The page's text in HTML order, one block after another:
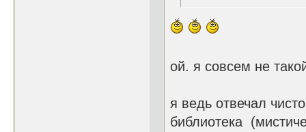
ой. я совсем не
я ведь отвечал
библиотека